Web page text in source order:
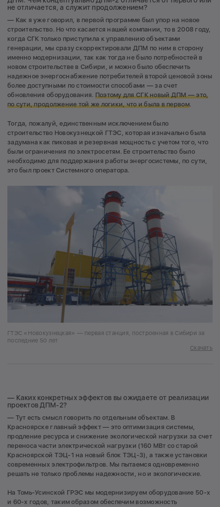
не отличается, а служит продолжением?
— Как я уже говорил, в первой программе был упор на новое
строительство. Но что касается нашей компании, то в 2008 году,
когда СГК только приступила к управлению объектами
генерации, мы сразу скорректировали ДПМ по ним в сторону
именно модернизации, так как тогда не было потребностей в
новом строительстве в Сибири, и можно было обеспечить
надежное энергоснабжение потребителей второй ценовой зоны
более доступными по стоимости способами — за счет
обновления оборудования. Поэтому для СГК новый ДПМ —это,
по сути, продолжение той же логики, что и была в первом.
Тогда, пожалуй, единственным исключением было
строительство Новокузнецкой ГТЭС, которая изначально была
задумана как пиковая и резервная мощность с учетом того, что
были ограничения по электросетям. Ее строительство было
необходимо для поддержания работы энергосистемы, по сути,
это был проект Системного оператора.
ГТЭС «Новокузнецкая» — первая станция, построенная в Сибири за
последние 50 лет
Скачать
— Каких конкретных эффектов вы ожидаете от реализации
проектов ДПМ-2?
— Тут есть смысл говорить по отдельным объектам. В
Красноярске главный эффект — это оптимизация системы,
продление ресурса и снижение экологической нагрузки за счет
переноса части электрической нагрузки (160 МВт со старой
Красноярской ТЭЦ-1 на новый блок ТЭЦ-3), а также установки
современных электрофильтров. Мы пытаемся одновременно
решать не только проблемы надежности, но и экологические.
На Томь-Усинской ГРЭС мы модернизируем оборудование 50-х
и 60-х годов, таким образом обеспечим возможность